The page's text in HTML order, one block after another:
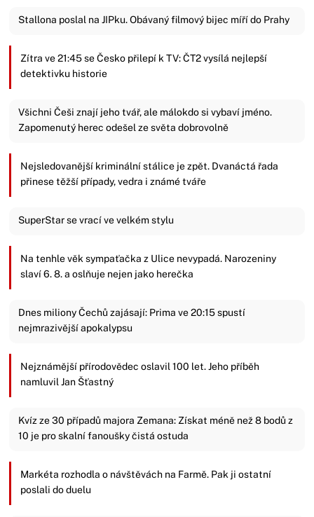
Stallona poslal na JIPku. Obávaný filmový bijec míří do Prahy
Zítra ve 21:45 se Česko přilepí k TV: ČT2 vysílá nejlepší
detektivku historie
Všichni Češi znají jeho tvář, ale málokdo si vybaví jméno.
Zapomenutý herec odešel ze světa dobrovolně
Nejsledovanější kriminální stálice je zpět. Dvanáctá řada
přinese těžší případy, vedra i známé tváře
SuperStar se vrací ve velkém stylu
Na tenhle věk sympaťačka z Ulice nevypadá. Narozeniny
slaví 6. 8. a oslňuje nejen jako herečka
Dnes miliony Čechů zajásají: Prima ve 20:15 spustí
nejmrazivější apokalypsu
Nejznámější přírodovědec oslavil 100 let. Jeho příběh
namluvil Jan Šťastný
Kvíz ze 30 případů majora Zemana: Získat méně než 8 bodů z
10 je pro skalní fanoušky čistá ostuda
Markéta rozhodla o návštěvách na Farmě. Pak ji ostatní
poslali do duelu